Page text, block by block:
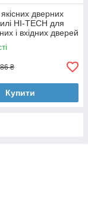
дверних
HI-TECH для
і вхідних дверей
AL -74 MBG
₴
Купити